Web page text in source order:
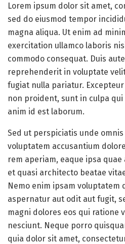
Lorem ipsum dolor sit amet,
sed do eiusmod tempor
magna aliqua. Ut enim ad
exercitation ullamco laboris
commodo consequat. Duis
reprehenderit in voluptate
fugiat nulla pariatur.
non proident, sunt in culpa
anim id est laborum.
Sed ut perspiciatis unde
voluptatem accusantium
rem aperiam, eaque ipsa
et quasi architecto beatae
Nemo enim ipsam voluptatem
aspernatur aut odit aut fugit,
magni dolores eos qui ratione
nesciunt. Neque porro
quia dolor sit amet,